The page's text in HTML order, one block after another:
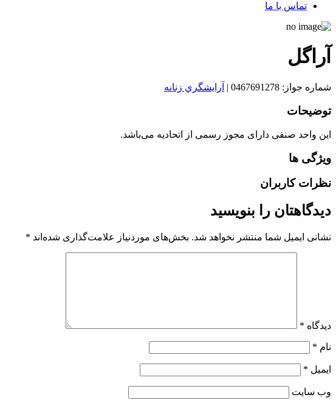
تماس با ما
آراگل
شماره جواز: 0467691278 | آرايشگري زنانه
توضیحات
این واحد صنفی دارای مجوز رسمی از اتحادیه می‌باشد.
ویژگی ها
نظرات کاربران
دیدگاهتان را بنویسید
نشانی ایمیل شما منتشر نخواهد شد. بخش‌های موردنیاز علامت‌گذاری شده‌اند *
دیدگاه *
نام *
ایمیل *
وب‌ سایت